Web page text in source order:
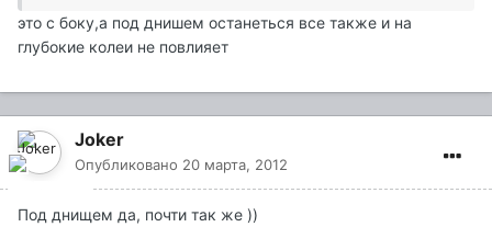
это с боку,а под днишем останеться все также и на
глубокие колеи не повлияет
Joker
Опубликовано 20 марта, 2012
Под днищем да, почти так же ))